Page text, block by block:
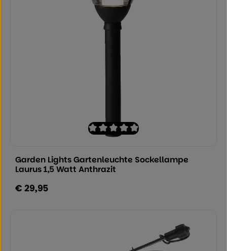
Durchschnittliche Bewertung von 0
Garden Lights Gartenleuchte Sockellampe
Laurus 1,5 Watt Anthrazit
Regulärer Preis:
€ 29,95